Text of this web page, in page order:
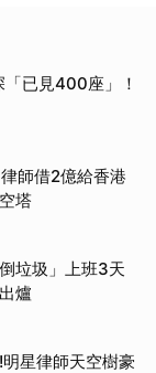
已見400座」！
師借2億給香港
塔
垃圾」上班3天
爐
星律師天空樹豪